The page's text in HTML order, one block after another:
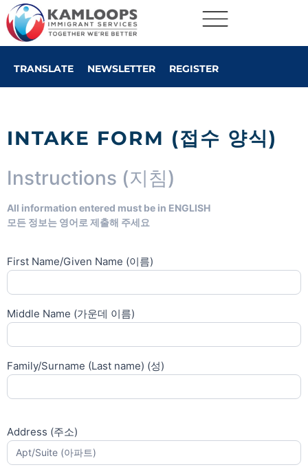
TRANSLATE NEWSLETTER REGISTER
INTAKE FORM (접수 양식)
Client
Intake
Form
Korean
Instructions (지침)
All information entered must be in ENGLISH
모든 정보는 영어로 제출해 주세요
First Name/Given Name (이름)
Middle Name (가운데 이름)
Family/Surname (Last name) (성)
Address (주소)
Address
(주
소)